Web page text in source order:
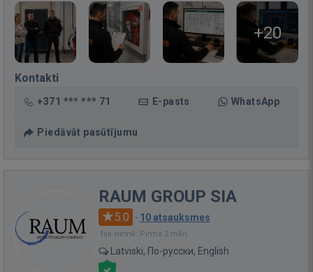
+20
Kontakti
+371 *** *** 71 E-pasts WhatsApp
Piedāvāt pasūtījumu
RAUM GROUP SIA
5.0 · 10 atsauksmes
Bija vietnē: Pirms 2 mēn.
Latviski, По-русски, English